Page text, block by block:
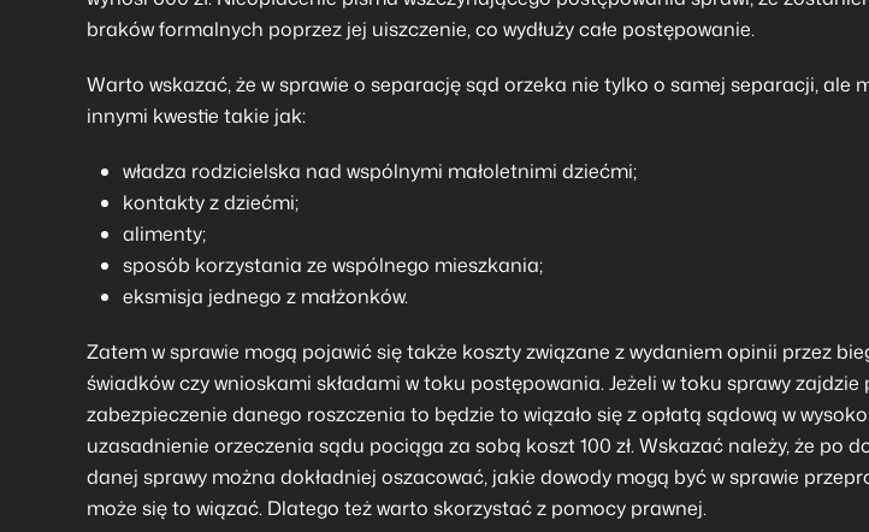
braków formalnych poprzez jej uiszczenie, co wydłuży całe postępowanie.
Warto wskazać, że w sprawie o separację sąd orzeka nie tylko o samej separacji, ale
innymi kwestie takie jak:
władza rodzicielska nad wspólnymi małoletnimi dziećmi;
kontakty z dziećmi;
alimenty;
sposób korzystania ze wspólnego mieszkania;
eksmisja jednego z małżonków.
Zatem w sprawie mogą pojawić się także koszty związane z wydaniem opinii przez
świadków czy wnioskami składami w toku postępowania. Jeżeli w toku sprawy zajdzie
zabezpieczenie danego roszczenia to będzie to wiązało się z opłatą sądową w
uzasadnienie orzeczenia sądu pociąga za sobą koszt 100 zł. Wskazać należy, że po
danej sprawy można dokładniej oszacować, jakie dowody mogą być w sprawie
może się to wiązać. Dlatego też warto skorzystać z pomocy prawnej.